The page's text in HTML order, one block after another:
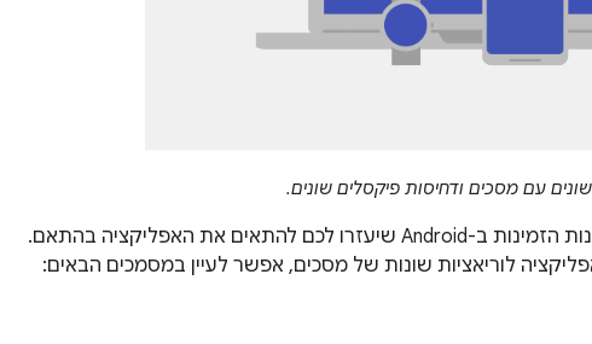
בדף הזה נספק סקירה כללית על התכונות הזמינות ב-Android שיעזרו לכם להתאים את האפליקציה בהתאם.
לוריאציות שונות של מסכים, אפשר לעיין במסמכים הבאים: